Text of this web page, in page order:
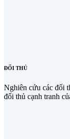
ĐỐI THỦ
Nghiên cứu các đối
đối thủ cạnh tranh